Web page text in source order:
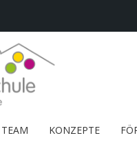
TEAM KONZEPTE